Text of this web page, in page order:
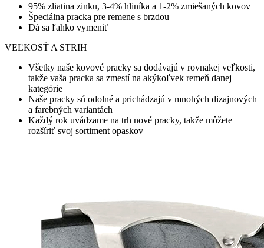
95% zliatina zinku, 3-4% hliníka a 1-2% zmiešaných kovov
Špeciálna pracka pre remene s brzdou
Dá sa ľahko vymeniť
VEĽKOSŤ A STRIH
Všetky naše kovové pracky sa dodávajú v rovnakej veľkosti,
takže vaša pracka sa zmestí na akýkoľvek remeň danej
kategórie
Naše pracky sú odolné a prichádzajú v mnohých dizajnových
a farebných variantách
Každý rok uvádzame na trh nové pracky, takže môžete
rozšíriť svoj sortiment opaskov